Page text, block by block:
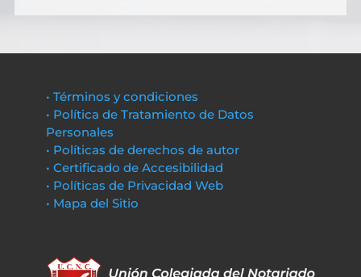
• Términos y condiciones
• Política de Tratamiento de Datos
Personales
• Políticas de derechos de autor
• Certificado de Accesibilidad
• Políticas de Privacidad Web
• Mapa del Sitio